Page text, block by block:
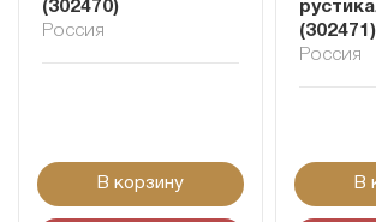
(302470)
Россия
В корзину
(302471)
Россия
В